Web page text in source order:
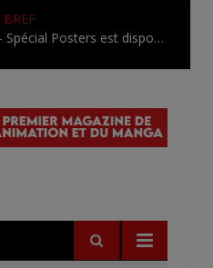
BREF
L’AnimeLand Hors-Série – Spécial Posters est disponible !